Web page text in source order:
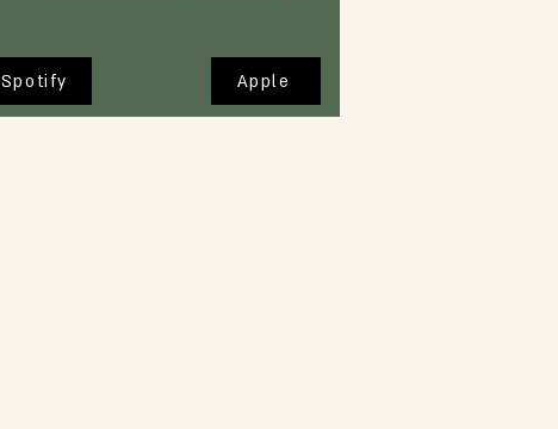
Spotify Apple